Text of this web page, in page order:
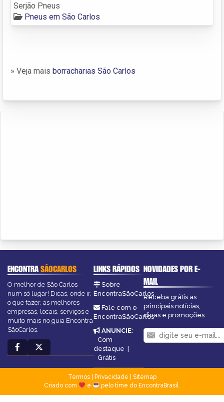
Serjão Pneus
Pneus em São Carlos
» Veja mais borracharias São Carlos
ENCONTRASÃOCARLOS
O melhor de São Carlos
num só lugar! Dicas, onde ir,
o que fazer, as melhores
empresas, locais, serviços e
muito mais no guia Encontra
SãoCarlos.
LINKS RÁPIDOS
Sobre
EncontraSãoCarlos
Fale com o
EncontraSãoCarlos
ANUNCIE:
Com
destaque |
Grátis
NOVIDADES POR E-
MAIL
Receba grátis as
principais notícias,
dicas e promoções
Termos| Privacidade
Sitemap
Criado com
e pelo time do EncontraBrasil